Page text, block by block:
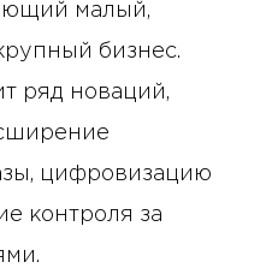
малый,
бизнес.
ряд новаций,
цифровизацию
контроля за